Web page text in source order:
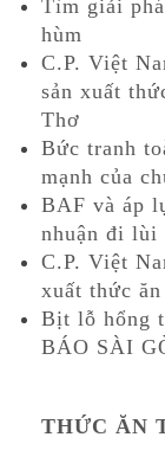
Tìm giải
hùm
C.P. Việt
sản xuất
Thơ
Bức tranh
mạnh của
BAF và áp
nhuận đi lùi
C.P. Việt
xuất thức
Bịt lỗ hổng
BÁO SÀI
THỨC ĂN